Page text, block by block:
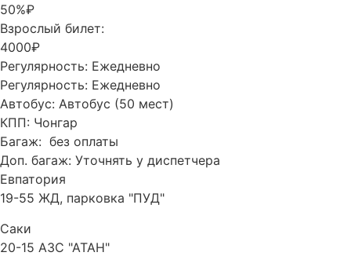
50%₽
Взрослый билет:
4000₽
Регулярность: Ежедневно
Регулярность: Ежедневно
Автобус: Автобус (50 мест)
КПП: Чонгар
Багаж: без оплаты
Доп. багаж: Уточнять у диспетчера
Евпатория
19-55 ЖД, парковка "ПУД"
Саки
20-15 АЗС "АТАН"